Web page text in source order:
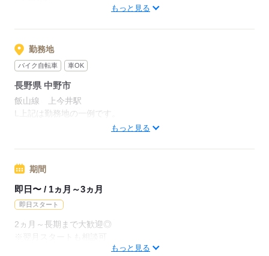
などなど、ライフスタイルに合わせて
働きやすい時間帯をご相談下さい♪
【交通費備考】
※交通費全額支給（派遣先による）
※車通勤OK/規定あり
応募する
もっと見る
勤務地
バイク自転車 車OK
長野県 中野市
飯山線 上今井駅
L上記は勤務地の一例です。
【他勤務先例】入居施設、デイサービス、ショートステイ、ク
もっと見る
期間
即日〜 / 1ヵ月～3ヵ月
即日スタート
2ヵ月～長期まで大歓迎◎
※試用期間（初回2ヵ月契約）もっと見る